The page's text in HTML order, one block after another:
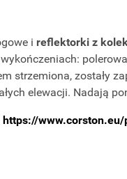
i reflektorki z
strzemiona, zostały
elewacji. Nadają
https://www.corston.eu/